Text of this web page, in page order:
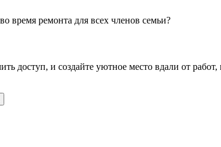
время ремонта для всех членов семьи?
доступ, и создайте уютное место вдали от